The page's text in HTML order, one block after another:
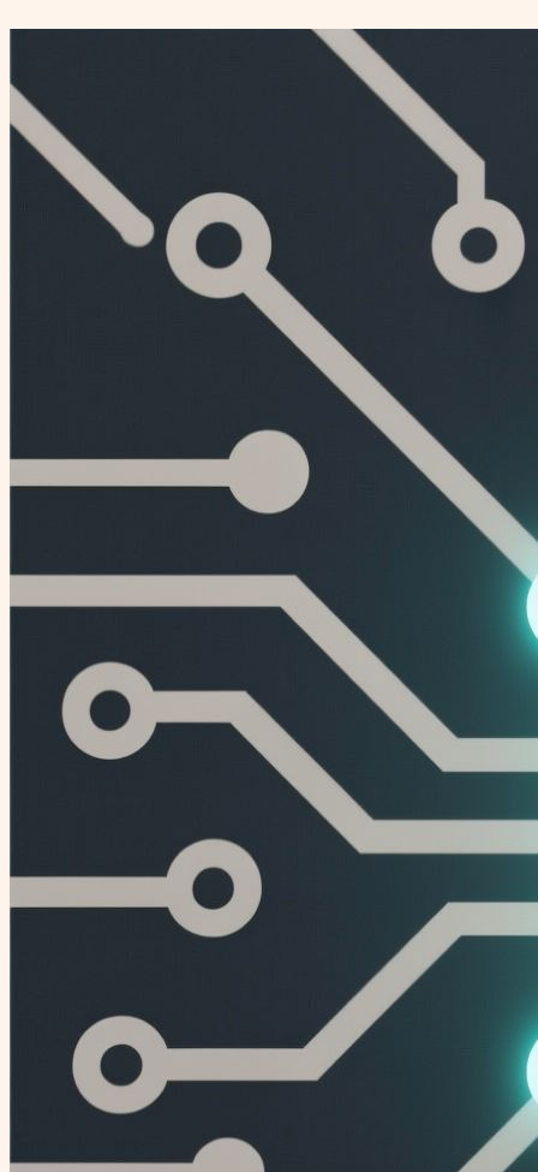
Перейти
содержимому